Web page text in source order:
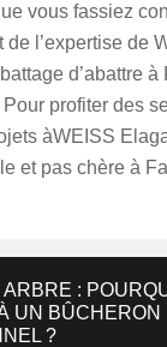
vous fassiez
de l’expertise de
d’abattre
profiter des
àWEISS
et pas chère à
:
UN BÛCHERON
?